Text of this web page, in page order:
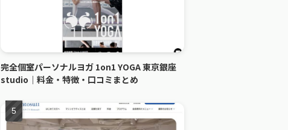
完全個室パーソナルヨガ 1on1 YOGA 東京銀座
studio｜料金・特徴・口コミまとめ